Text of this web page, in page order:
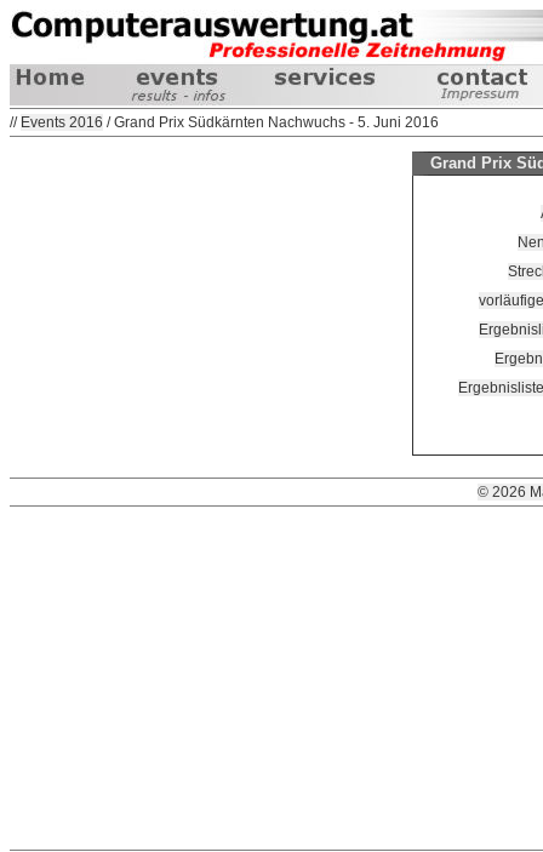
// Events 2016 / Grand Prix Südkärnten Nachwuchs - 5. Juni 2016
Grand Prix
© 2026